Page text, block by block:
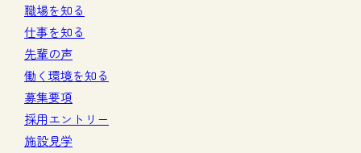
職場を知る
仕事を知る
先輩の声
働く環境を知る
募集要項
採用エントリー
施設見学